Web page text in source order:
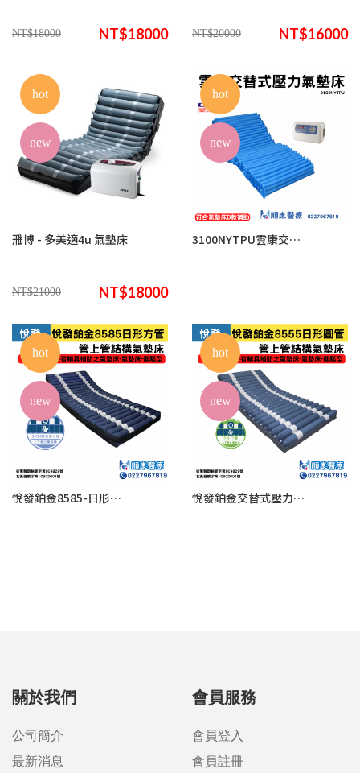
NT$18000 NT$18000 NT$20000 NT$16000
hot
new
雃博 - 多美適4u 氣墊床
NT$21000 NT$18000
hot
new
3100NYTPU雲康交替式壓力氣墊床(來電諮詢享優惠)
hot
new
悅發鉑金8585-日形方管 管上管結構氣墊床
hot
new
悅發鉑金交替式壓力氣墊床8555-日形圓管(5吋23管)進階型
關於我們
公司簡介
最新消息
會員服務
會員登入
會員註冊